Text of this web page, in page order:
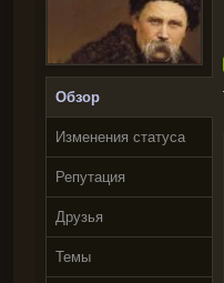
Обзор
Изменения статуса
Репутация
Друзья
Темы